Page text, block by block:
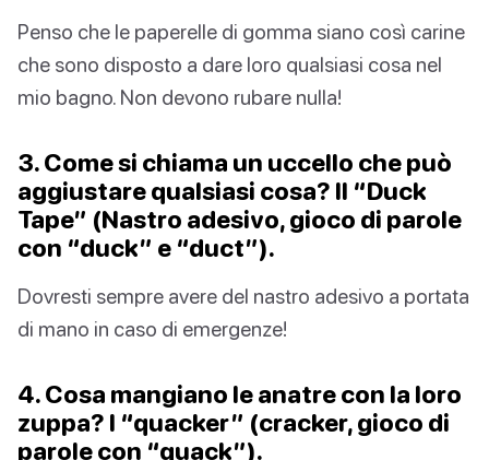
Penso che le paperelle di gomma siano così carine
che sono disposto a dare loro qualsiasi cosa nel
mio bagno. Non devono rubare nulla!
3. Come si chiama un uccello che può
aggiustare qualsiasi cosa? Il “Duck
Tape” (Nastro adesivo, gioco di parole
con “duck” e “duct”).
Dovresti sempre avere del nastro adesivo a portata
di mano in caso di emergenze!
4. Cosa mangiano le anatre con la loro
zuppa? I “quacker” (cracker, gioco di
parole con “quack”).